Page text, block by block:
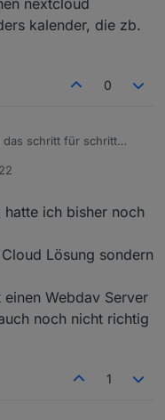
kalender, die zb.
0
schritt für schritt
blob/master/
einen nextcloud
kalender, die zb.
ich bisher noch
Lösung sondern
Webdav Server
noch nicht richtig
1